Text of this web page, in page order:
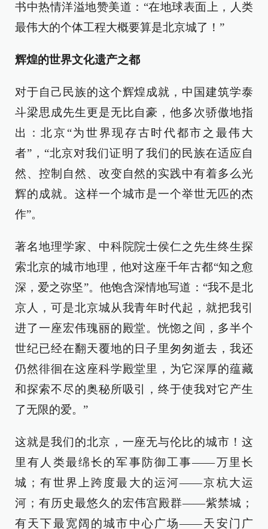
书中热情洋溢地赞美道：“在地球表面上，人类
最伟大的个体工程大概要算是北京城了！”
辉煌的世界文化遗产之都
对于自己民族的这个辉煌成就，中国建筑学泰
斗梁思成先生更是无比自豪，他多次骄傲地指
出：北京“为世界现存古时代都市之最伟大
者”，“北京对我们证明了我们的民族在适应自
然、控制自然、改变自然的实践中有着多么光
辉的成就。这样一个城市是一个举世无匹的杰
作”。
著名地理学家、中科院院士侯仁之先生终生探
索北京的城市地理，他对这座千年古都“知之愈
深，爱之弥坚”。他饱含深情地写道：“我不是北
京人，可是北京城从我青年时代起，就把我引
进了一座宏伟瑰丽的殿堂。恍惚之间，多半个
世纪已经在翻天覆地的日子里匆匆逝去，我还
仍然徘徊在这座科学殿堂里，为它深厚的蕴藏
和探索不尽的奥秘所吸引，终于使我对它产生
了无限的爱。”
这就是我们的北京，一座无与伦比的城市！这
里有人类最绵长的军事防御工事——万里长
城；有世界上跨度最大的运河——京杭大运
河；有历史最悠久的宏伟宫殿群——紫禁城；
有天下最宽阔的城市中心广场——天安门广